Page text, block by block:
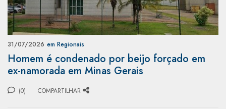
31/07/2026 em Regionais
Homem é condenado por beijo forçado em
ex-namorada em Minas Gerais
(0) COMPARTILHAR